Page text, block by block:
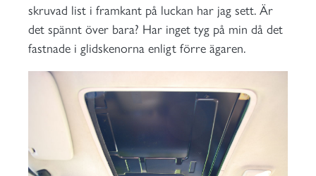
skruvad list i framkant på luckan har jag sett. Är
det spännt över bara? Har inget tyg på min då det
fastnade i glidskenorna enligt förre ägaren.